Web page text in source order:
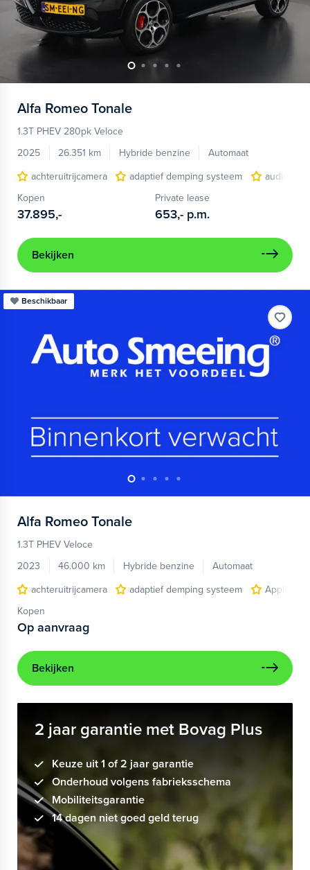
Alfa Romeo Tonale
1.3T PHEV 280pk Veloce
2025
26.351 km Hybride benzine
Automaat
achteruitrijcamera
adaptief demping systeem
audio
Kopen
37.895,-
Private lease
653,- p.m.
Bekijken
Beschikbaar
Alfa Romeo Tonale
1.3T PHEV Veloce
2023
46.000 km Hybride benzine
Automaat
achteruitrijcamera
adaptief demping systeem
Apple
Kopen
Op aanvraag
Bekijken
2 jaar garantie met Bovag Plus
Keuze uit 1 of 2 jaar garantie
Onderhoud volgens fabrieksschema
Mobiliteitsgarantie
14 dagen niet goed geld terug